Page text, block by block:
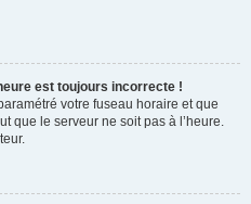
est toujours incorrecte !
votre fuseau horaire et que
que le serveur ne soit pas à l’heure.